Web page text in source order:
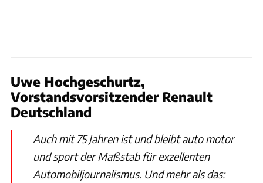
Uwe Hochgeschurtz,
Vorstandsvorsitzender Renault
Deutschland
Auch mit 75 Jahren ist und bleibt auto motor
und sport der Maßstab für exzellenten
Automobiljournalismus. Und mehr als das: